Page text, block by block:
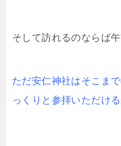
そして訪れるのならば
ただ安仁神社はそこま
っくりと参拝いただけ